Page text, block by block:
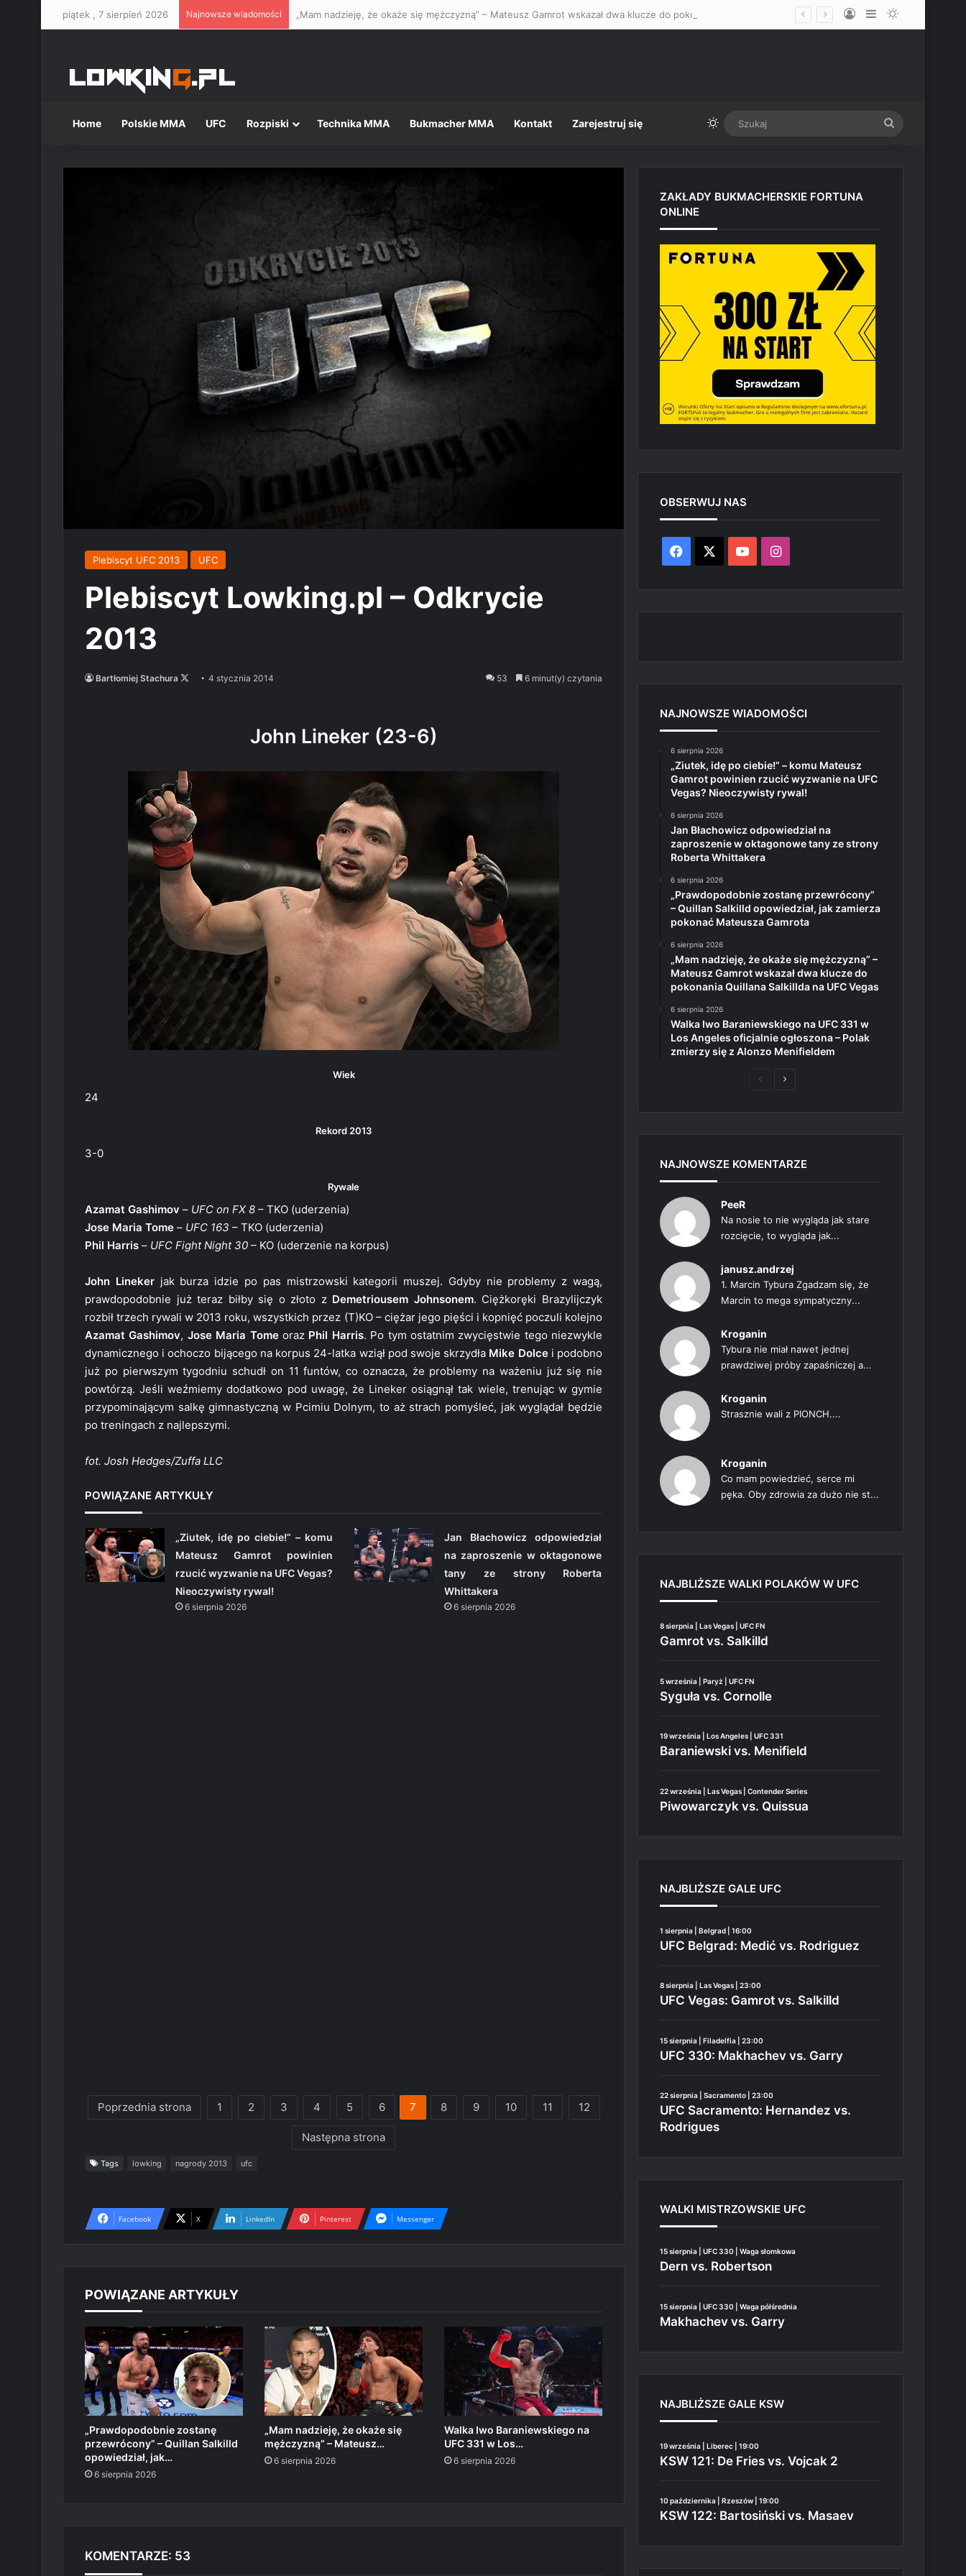
piątek , 7 sierpień 2026 Najnowsze wiadomości Log InSidebarSwitch skin
Home Polskie MMA UFC Rozpiski Technika MMA Bukmacher MMA Kontakt Zarejestruj się Switch skin
Plebiscyt UFC 2013 UFC
Plebiscyt Lowking.pl – Odkrycie
2013
Bartłomiej Stachura
Follow4 stycznia 2014 53 6 minut(y) czytania
John Lineker (23-6)
Wiek
24
Rekord 2013
3-0
Rywale
Azamat Gashimov – UFC on FX 8 – TKO (uderzenia)
Jose Maria Tome – UFC 163 – TKO (uderzenia)
Phil Harris – UFC Fight Night 30 – KO (uderzenie na korpus)
John Linekerjak burza idzie po pas mistrzowski kategorii muszej. Gdyby nie problemy z wagą,
prawdopodobnie już teraz biłby się o złoto z Demetriousem Johnsonem. Ciężkoręki Brazylijczyk
rozbił trzech rywali w 2013 roku, wszystkich przez (T)KO – ciężar jego pięści i kopnięć poczuli kolejno
Azamat Gashimov, Jose Maria Tomeoraz Phil Harris. Po tym ostatnim zwycięstwie tego niezwykle
dynamicznego i ochoczo bijącego na korpus 24-latka wziął pod swoje skrzydła Mike Dolcei podobno
już po pierwszym tygodniu schudł on 11 funtów, co oznacza, że problemy na ważeniu już się nie
powtórzą. Jeśli weźmiemy dodatkowo pod uwagę, że Lineker osiągnął tak wiele, trenując w gymie
przypominającym salkę gimnastyczną w Pcimiu Dolnym, to aż strach pomyśleć, jak wyglądał będzie
po treningach z najlepszymi.
fot. Josh Hedges/Zuffa LLC
POWIĄZANE ARTYKUŁY
„Ziutek, idę po ciebie!” – komu
Mateusz Gamrot powinien
rzucić wyzwanie na UFC Vegas?
Nieoczywisty rywal!
6 sierpnia 2026
Jan Błachowicz odpowiedział
na zaproszenie w oktagonowe
tany ze strony Roberta
Whittakera
6 sierpnia 2026
Poprzednia strona 1 2 3 4 5 6 7 8 9 10 11 12
Następna strona
Tags lowking nagrody 2013 ufc
Facebook X LinkedIn Pinterest Messenger
POWIĄZANE ARTYKUŁY
„Prawdopodobnie zostanę
przewrócony” – Quillan Salkilld
opowiedział, jak…
6 sierpnia 2026
„Mam nadzieję, że okaże się
mężczyzną” – Mateusz…
6 sierpnia 2026
Walka Iwo Baraniewskiego na
UFC 331 w Los…
6 sierpnia 2026
KOMENTARZE: 53
ZAKŁADY BUKMACHERSKIE FORTUNA
ONLINE
OBSERWUJ NAS
Facebook YouTubeInstagram
NAJNOWSZE WIADOMOŚCI
6 sierpnia 2026
„Ziutek, idę po ciebie!” – komu Mateusz
Gamrot powinien rzucić wyzwanie na UFC
Vegas? Nieoczywisty rywal!
6 sierpnia 2026
Jan Błachowicz odpowiedział na
zaproszenie w oktagonowe tany ze strony
Roberta Whittakera
6 sierpnia 2026
„Prawdopodobnie zostanę przewrócony”
– Quillan Salkilld opowiedział, jak zamierza
pokonać Mateusza Gamrota
6 sierpnia 2026
„Mam nadzieję, że okaże się mężczyzną” –
Mateusz Gamrot wskazał dwa klucze do
pokonania Quillana Salkillda na UFC Vegas
6 sierpnia 2026
Walka Iwo Baraniewskiego na UFC 331 w
Los Angeles oficjalnie ogłoszona – Polak
zmierzy się z Alonzo Menifieldem
PoprzedniaNastępna
NAJNOWSZE KOMENTARZE
PeeR
Na nosie to nie wygląda jak stare
rozcięcie, to wygląda jak...
janusz.andrzej
1. Marcin Tybura Zgadzam się, że
Marcin to mega sympatyczny...
Kroganin
Tybura nie miał nawet jednej
prawdziwej próby zapaśniczej a...
Kroganin
Strasznie wali z PIONCH....
Kroganin
Co mam powiedzieć, serce mi
pęka. Oby zdrowia za dużo nie st...
NAJBLIŻSZE WALKI POLAKÓW W UFC
8 sierpnia | Las Vegas | UFC FN
Gamrot vs. Salkilld
5 września | Paryż | UFC FN
Syguła vs. Cornolle
19 września | Los Angeles | UFC 331
Baraniewski vs. Menifield
22 września | Las Vegas | Contender Series
Piwowarczyk vs. Quissua
NAJBLIŻSZE GALE UFC
1 sierpnia | Belgrad | 16:00
UFC Belgrad: Medić vs. Rodriguez
8 sierpnia | Las Vegas | 23:00
UFC Vegas: Gamrot vs. Salkilld
15 sierpnia | Filadelfia | 23:00
UFC 330: Makhachev vs. Garry
22 sierpnia | Sacramento | 23:00
UFC Sacramento: Hernandez vs.
Rodrigues
WALKI MISTRZOWSKIE UFC
15 sierpnia | UFC 330 | Waga słomkowa
Dern vs. Robertson
15 sierpnia | UFC 330 | Waga półśrednia
Makhachev vs. Garry
NAJBLIŻSZE GALE KSW
19 września | Liberec | 19:00
KSW 121: De Fries vs. Vojcak 2
10 października | Rzeszów | 19:00
KSW 122: Bartosiński vs. Masaev